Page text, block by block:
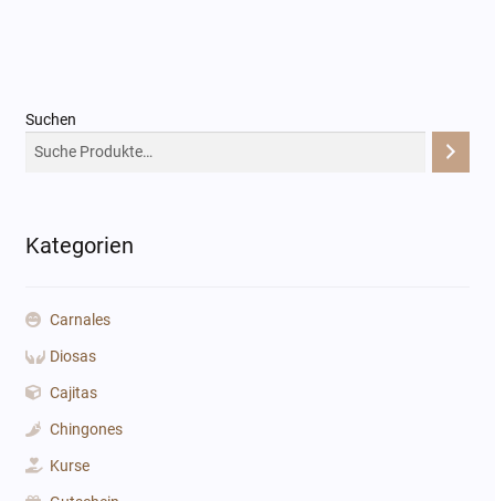
Suchen
Kategorien
Carnales
Diosas
Cajitas
Chingones
Kurse